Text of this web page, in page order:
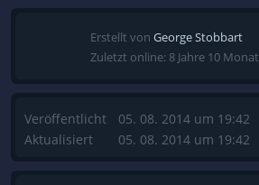
Erstellt von George Stobbart
Zuletzt online: 8 Jahre 10
Veröffentlicht
Aktualisiert
05. 08. 2014 um 19:42
05. 08. 2014 um 19:42